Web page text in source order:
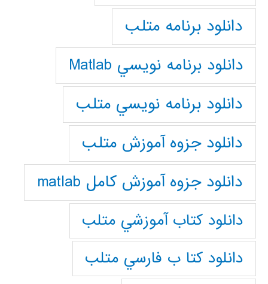
دانلود برنامه متلب
دانلود برنامه نويسي Matlab
دانلود برنامه نويسي متلب
دانلود جزوه آموزش متلب
دانلود جزوه آموزش کامل matlab
دانلود كتاب آموزشي متلب
دانلود كتا ب فارسي متلب